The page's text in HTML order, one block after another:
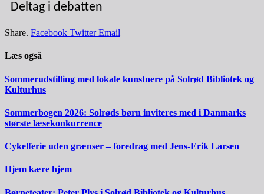
Deltag i debatten
Share. Facebook Twitter Email
Læs også
Sommerudstilling med lokale kunstnere på Solrød Bibliotek og
Kulturhus
Sommerbogen 2026: Solrøds børn inviteres med i Danmarks
største læsekonkurrence
Cykelferie uden grænser – foredrag med Jens-Erik Larsen
Hjem kære hjem